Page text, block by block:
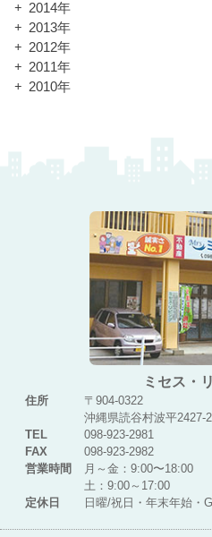
2014年
2013年
2012年
2011年
2010年
ミセス・
住所
〒904-0322
沖縄県読谷村波平2427-2
TEL
098-923-2981
FAX
098-923-2982
営業時間
月～金：9:00〜18:00
土：9:00～17:00
定休日
日曜/祝日・年末年始・